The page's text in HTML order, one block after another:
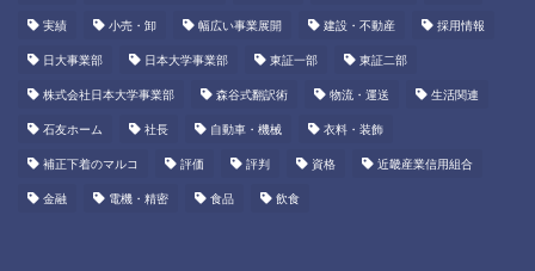
実績 小売・卸 幅広い事業展開 建設・不動産 採用情報
日大事業部 日本大学事業部 東証一部 東証二部
株式会社日本大学事業部 森谷式翻訳術 物流・運送 生活関連
石友ホーム 社長 自動車・機械 衣料・装飾
補正下着のマルコ 評価 評判 資格 近畿産業信用組合
金融 電機・精密 食品 飲食